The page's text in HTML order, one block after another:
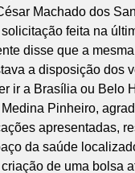
Machado dos
feita na
disse que a
a disposição dos
ir a Brasília ou Belo
Pinheiro,
apresentadas,
da saúde
de uma